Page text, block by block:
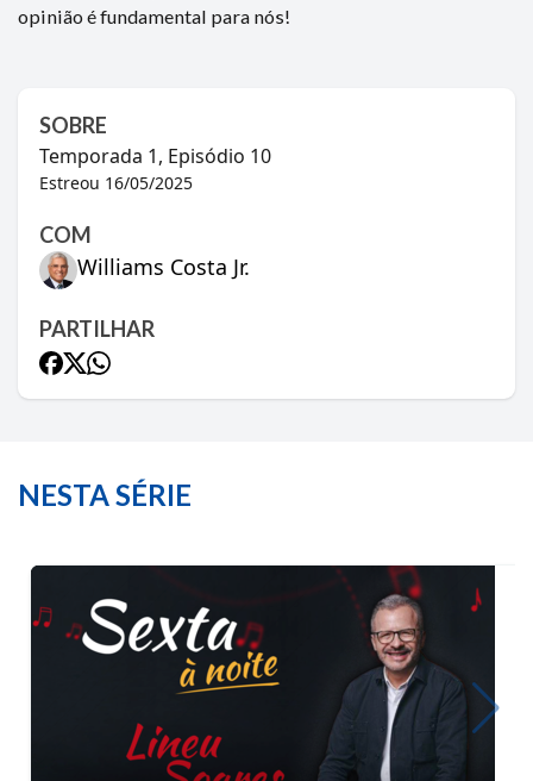
opinião é fundamental para nós!
SOBRE
Temporada 1, Episódio 10
Estreou 16/05/2025
COM
Williams Costa Jr.
PARTILHAR
NESTA SÉRIE